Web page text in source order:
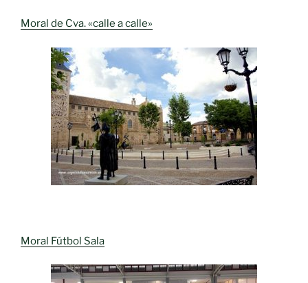
Moral de Cva. «calle a calle»
Moral Fútbol Sala